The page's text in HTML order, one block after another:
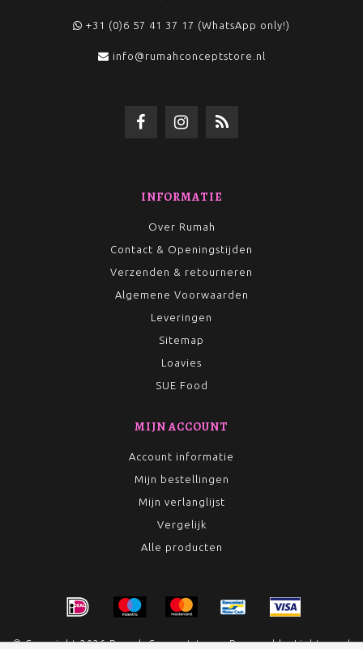
+31 (0)6 57 41 37 17 (WhatsApp only!)
info@rumahconceptstore.nl
INFORMATIE
Over Rumah
Contact & Openingstijden
Verzenden & retourneren
Algemene Voorwaarden
Leveringen
Sitemap
Loavies
SUE Food
MIJN ACCOUNT
Account informatie
Mijn bestellingen
Mijn verlanglijst
Vergelijk
Alle producten
© Copyright 2026 Rumah Conceptstore - Powered byLightspeed